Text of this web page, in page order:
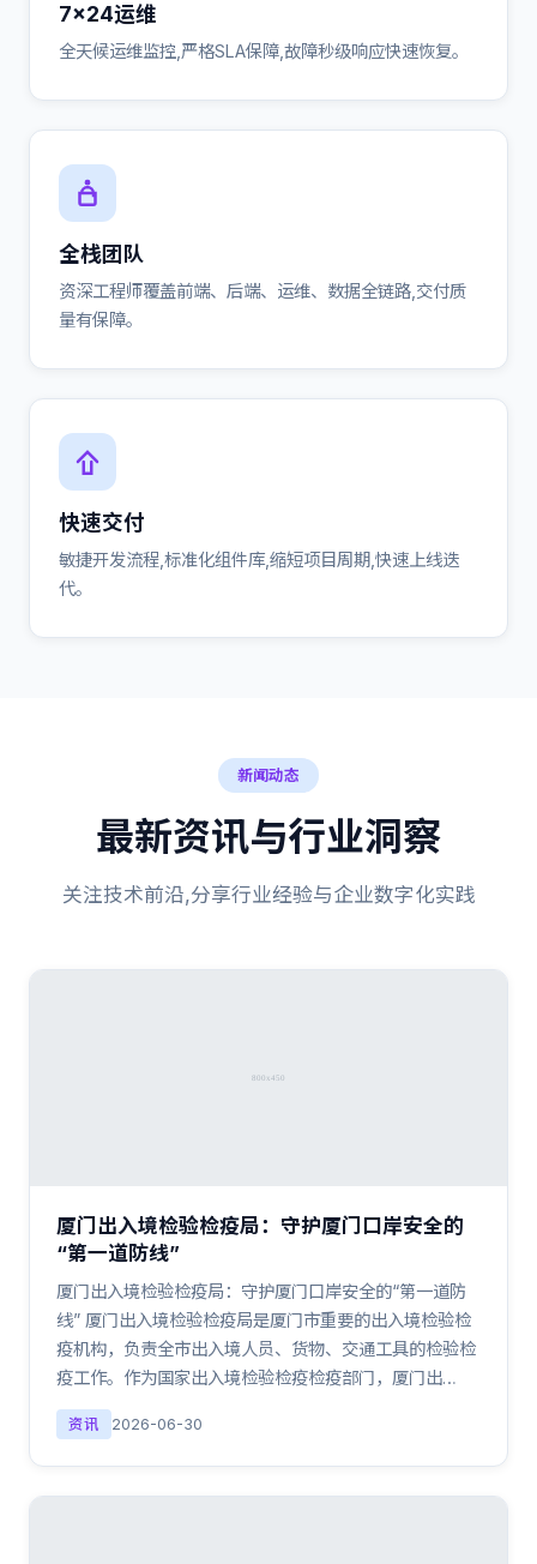
7×24运维
全天候运维监控,严格SLA保障,故障秒级响应快速恢复。
全栈团队
资深工程师覆盖前端、后端、运维、数据全链路,交付质
量有保障。
快速交付
敏捷开发流程,标准化组件库,缩短项目周期,快速上线迭
代。
新闻动态
最新资讯与行业洞察
关注技术前沿,分享行业经验与企业数字化实践
厦门出入境检验检疫局：守护厦门口岸安全的
“第一道防线”
厦门出入境检验检疫局：守护厦门口岸安全的“第一道防
线” 厦门出入境检验检疫局是厦门市重要的出入境检验检
疫机构，负责全市出入境人员、货物、交通工具的检验检
疫工作。作为国家出入境检验检疫检疫部门，厦门出…
资讯 2026-06-30